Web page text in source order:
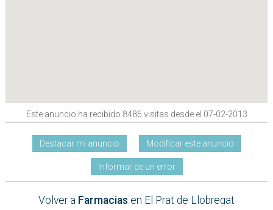
Este anuncio ha recibido 8486 visitas desde el 07-02-2013
Destacar mi anuncio Modificar este anuncio
Informar de un error
Volver a Farmacias en El Prat de Llobregat